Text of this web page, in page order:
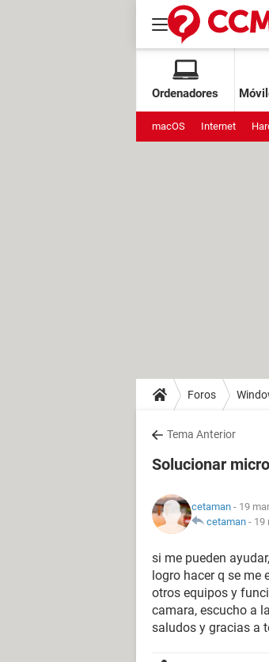
Ordenadores
macOS Internet
Foros
Tema Anterior
Solucionar
cetaman - 19
cetaman - 19
si me pueden
logro hacer q se me
otros equipos y
camara, escucho a
saludos y gracias a